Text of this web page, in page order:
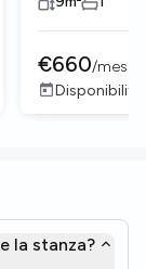
€660/mese
Disponibilità
la stanza?